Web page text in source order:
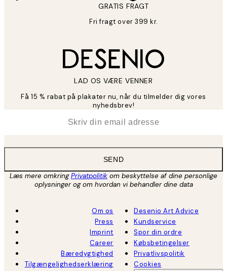
GRATIS FRAGT
Fri fragt over 399 kr.
LAD OS VÆRE VENNER
Få 15 % rabat på plakater nu, når du tilmelder dig vores
nyhedsbrev!
SEND
Læs mere omkringPrivatpolitik om beskyttelse af dine personlige
oplysninger og om hvordan vi behandler dine data
Om os
Press
Imprint
Career
Bæredygtighed
Tilgængelighedserklæring
Desenio Art Advice
Kundservice
Spor din ordre
Købsbetingelser
Privatlivspolitik
Cookies